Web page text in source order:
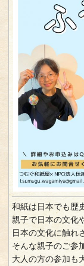
和紙は日本でも歴
親子で日本の文化
日本の文化に触れ
そんな親子のご参
大人の方の参加も